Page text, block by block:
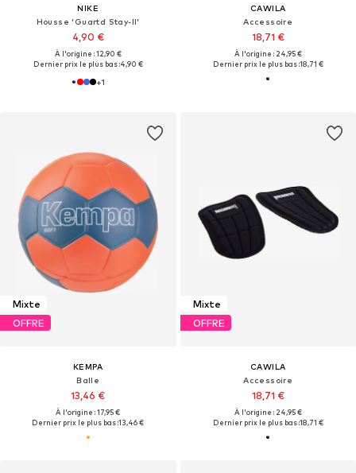
NIKE
Housse 'Guartd Stay-II'
4,90 €
À l'origine : 12,90 €
Dernier prix le plus bas :4,90 €
+1
CAWILA
Accessoire
18,71 €
À l'origine : 24,95 €
Dernier prix le plus bas :18,71 €
Mixte
OFFRE
KEMPA
Balle
13,46 €
À l'origine : 17,95 €
Dernier prix le plus bas :13,46 €
Mixte
OFFRE
CAWILA
Accessoire
18,71 €
À l'origine : 24,95 €
Dernier prix le plus bas :18,71 €